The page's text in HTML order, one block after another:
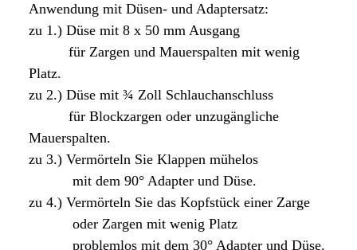
Anwendung mit Düsen- und Adaptersatz:
zu 1.) Düse mit 8 x 50 mm Ausgang
für Zargen und Mauerspalten mit wenig
Platz.
zu 2.) Düse mit ¾ Zoll Schlauchanschluss
für Blockzargen oder unzugängliche
Mauerspalten.
zu 3.) Vermörteln Sie Klappen mühelos
mit dem 90° Adapter und Düse.
zu 4.) Vermörteln Sie das Kopfstück einer Zarge
oder Zargen mit wenig Platz
problemlos mit dem 30° Adapter und Düse.